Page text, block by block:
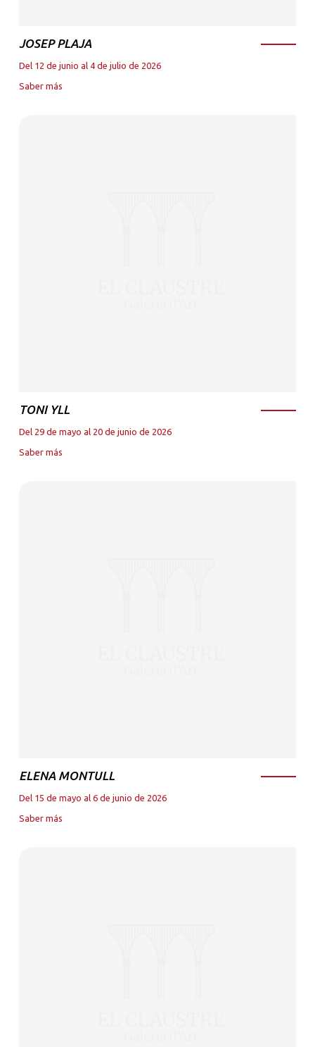
JOSEP PLAJA
Del 12 de junio al 4 de julio de 2026
Saber más
TONI YLL
Del 29 de mayo al 20 de junio de 2026
Saber más
ELENA MONTULL
Del 15 de mayo al 6 de junio de 2026
Saber más